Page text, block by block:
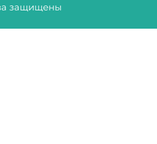
защищены